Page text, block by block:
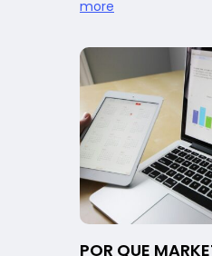
more
e
alimentar:
como
sistemas
podem
fazer
diferença
POR QUE